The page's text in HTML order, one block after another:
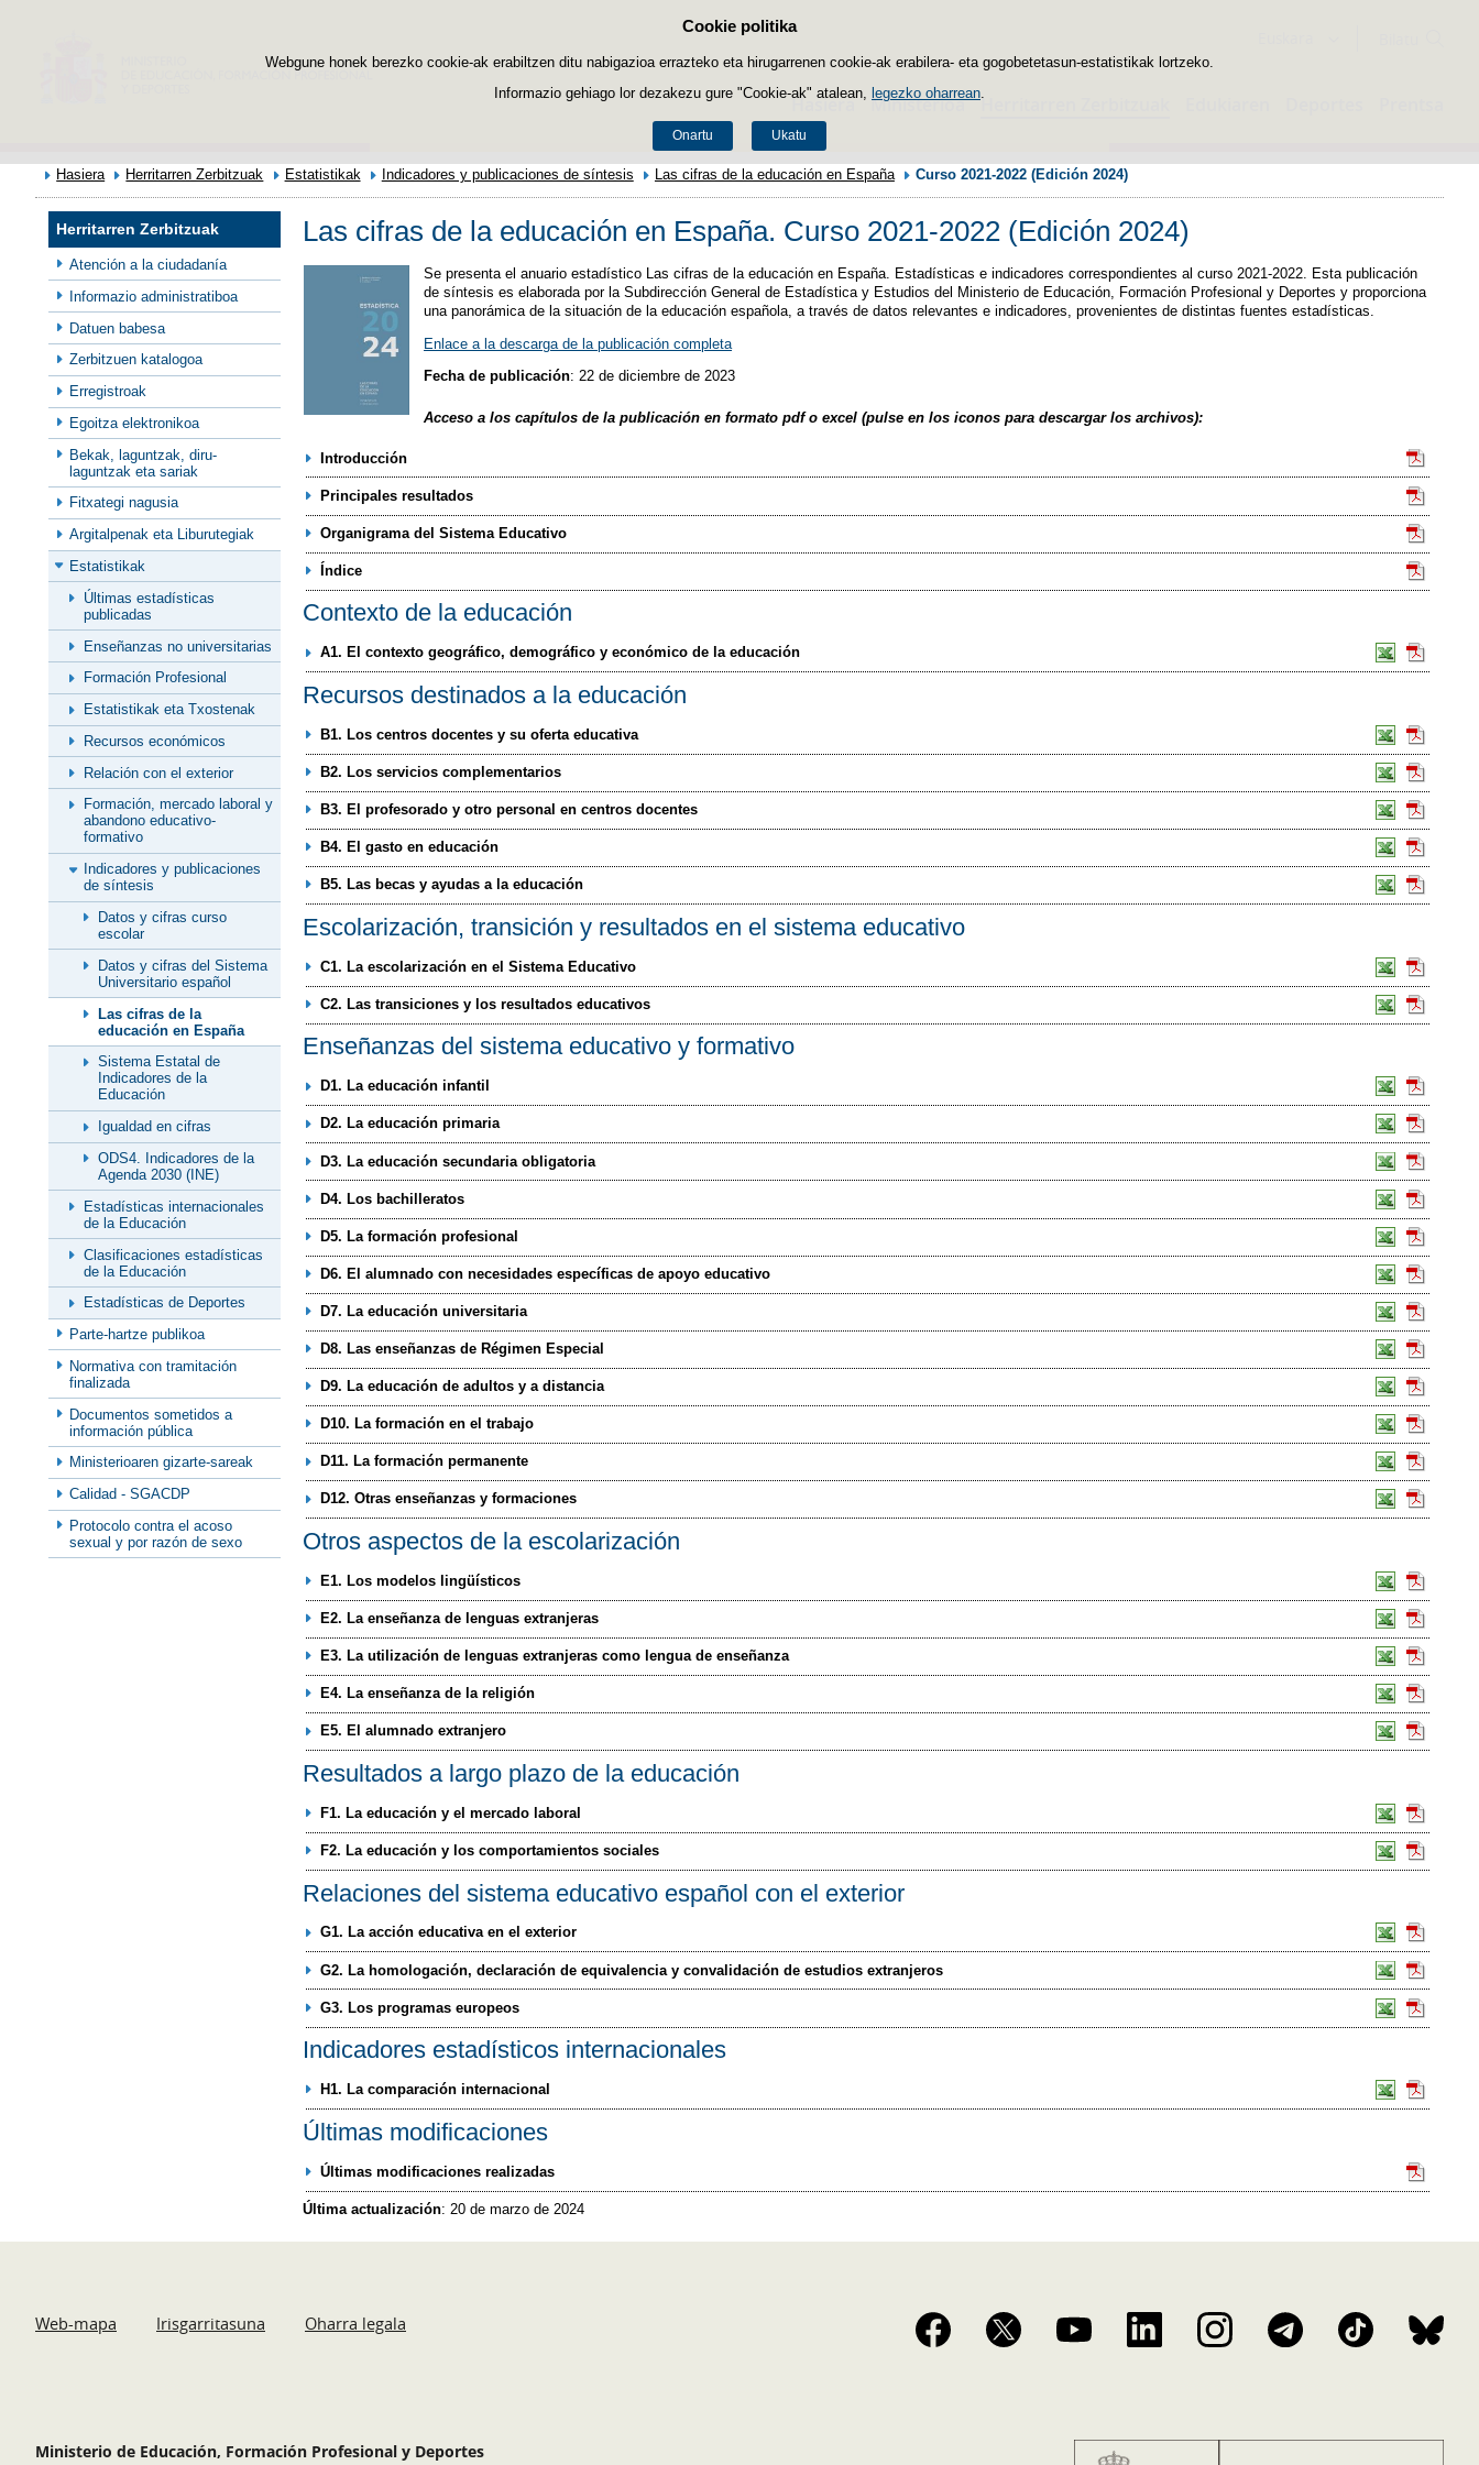
Cookie politika
Webgune honek berezko cookie-ak erabiltzen ditu nabigazioa errazteko eta hirugarrenen cookie-ak erabilera- eta gogobetetasun-estatistikak lortzeko.
Informazio gehiago lor dezakezu gure "Cookie-ak" atalean, legezko oharrean
Onartu Ukatu
Edukira salto egin
Hasiera Ministerioa Herritarren Zerbitzuak
Hasiera Herritarren Zerbitzuak Estatistikak Indicadores y publicaciones de síntesis Las cifras de la educación en España Curso 2021-2022 (Edición 2024)
Herritarren Zerbitzuak
Atención a la ciudadanía
Informazio administratiboa
Datuen babesa
Zerbitzuen katalogoa
Erregistroak
Egoitza elektronikoa
Bekak, laguntzak, diru-
laguntzak eta sariak
Fitxategi nagusia
Argitalpenak eta Liburutegiak
Estatistikak
Últimas estadísticas
publicadas
Enseñanzas no universitarias
Formación Profesional
Estatistikak eta Txostenak
Recursos económicos
Relación con el exterior
Formación, mercado laboral y
abandono educativo-
formativo
Indicadores y publicaciones
de síntesis
Datos y cifras curso
escolar
Datos y cifras del Sistema
Universitario español
Las cifras de la
educación en España
Sistema Estatal de
Indicadores de la
Educación
Igualdad en cifras
ODS4. Indicadores de la
Agenda 2030 (INE)
Estadísticas internacionales
de la Educación
Clasificaciones estadísticas
de la Educación
Estadísticas de Deportes
Parte-hartze publikoa
Normativa con tramitación
finalizada
Documentos sometidos a
información pública
Ministerioaren gizarte-sareak
Calidad - SGACDP
Protocolo contra el acoso
sexual y por razón de sexo
Las cifras de la educación en España. Curso 2021-2022 (Edición 2024)
Se presenta el anuario estadístico Las cifras de la educación en España. Estadísticas e indicadores correspondientes al curso 2021-2022. Esta publicación
de síntesis es elaborada por la Subdirección General de Estadística y Estudios del Ministerio de Educación, Formación Profesional y Deportes y proporciona
una panorámica de la situación de la educación española, a través de datos relevantes e indicadores, provenientes de distintas fuentes estadísticas.
Enlace a la descarga de la publicación completa
Fecha de publicación: 22 de diciembre de 2023
Acceso a los capítulos de la publicación en formato pdf o excel (pulse en los iconos para descargar los archivos):
Introducción
Principales resultados
Organigrama del Sistema Educativo
Índice
Contexto de la educación
A1. El contexto geográfico, demográfico y económico de la educación
Recursos destinados a la educación
B1. Los centros docentes y su oferta educativa
B2. Los servicios complementarios
B3. El profesorado y otro personal en centros docentes
B4. El gasto en educación
B5. Las becas y ayudas a la educación
Escolarización, transición y resultados en el sistema educativo
C1. La escolarización en el Sistema Educativo
C2. Las transiciones y los resultados educativos
Enseñanzas del sistema educativo y formativo
D1. La educación infantil
D2. La educación primaria
D3. La educación secundaria obligatoria
D4. Los bachilleratos
D5. La formación profesional
D6. El alumnado con necesidades específicas de apoyo educativo
D7. La educación universitaria
D8. Las enseñanzas de Régimen Especial
D9. La educación de adultos y a distancia
D10. La formación en el trabajo
D11. La formación permanente
D12. Otras enseñanzas y formaciones
Otros aspectos de la escolarización
E1. Los modelos lingüísticos
E2. La enseñanza de lenguas extranjeras
E3. La utilización de lenguas extranjeras como lengua de enseñanza
E4. La enseñanza de la religión
E5. El alumnado extranjero
Resultados a largo plazo de la educación
F1. La educación y el mercado laboral
F2. La educación y los comportamientos sociales
Relaciones del sistema educativo español con el exterior
G1. La acción educativa en el exterior
G2. La homologación, declaración de equivalencia y convalidación de estudios extranjeros
G3. Los programas europeos
Indicadores estadísticos internacionales
H1. La comparación internacional
Últimas modificaciones
Últimas modificaciones realizadas
Última actualización: 20 de marzo de 2024
Web-mapa Irisgarritasuna Oharra legala
Ministerio de Educación, Formación Profesional y Deportes